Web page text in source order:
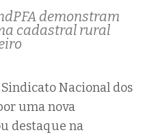
demonstram
cadastral rural
Nacional dos
uma nova
destaque na